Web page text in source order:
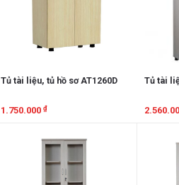
Tủ tài liệu, tủ hồ sơ AT1260D
1.750.000 ₫
Tủ tài